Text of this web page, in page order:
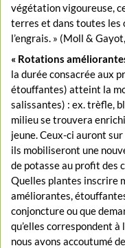
végétation vigoureuse,
terres et dans toutes les
l’engrais. » (Moll &
« Rotations
la durée consacrée aux
étouffantes) atteint la
salissantes) : ex. trèfle,
milieu se trouvera
jeune. Ceux-ci auront
ils mobiliseront une
de potasse au profit des
Quelles plantes inscrire
améliorantes,
conjoncture ou que
qu’elles correspondent
nous avons accoutumé